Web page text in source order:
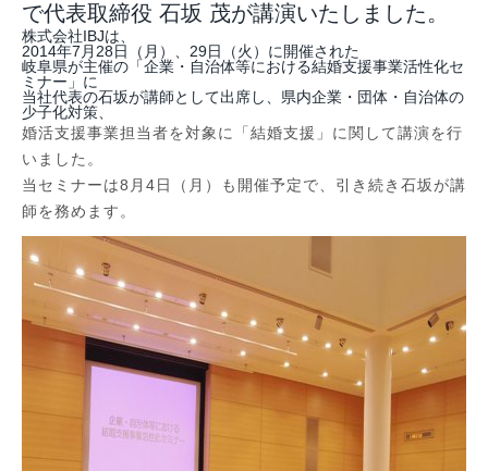
で代表取締役 石坂 茂が講演いたしました。
株式会社IBJは、
2014年7月28日（月）、29日（火）に開催された
岐阜県が主催の「企業・自治体等における結婚支援事業活性化セ
ミナー」に
当社代表の石坂が講師として出席し、県内企業・団体・自治体の
少子化対策、
婚活支援事業担当者を対象に「結婚支援」に関して講演を行
いました。
当セミナーは8月4日（月）も開催予定で、引き続き石坂が講
師を務めます。